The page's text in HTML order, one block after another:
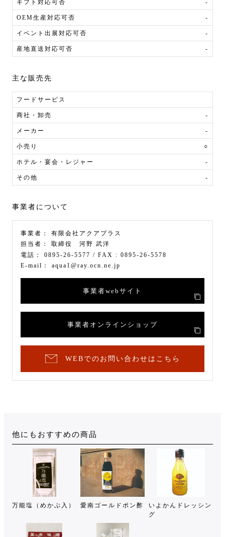
ギフト対応可否 -
OEM生産対応可否 -
イベント出展対応可否 -
産地直送対応可否 -
主な販売先
フードサービス
商社・卸売 -
メーカー -
小売り ○
ホテル・宴会・レジャー -
その他 -
事業者について
事業者： 有限会社アクアプラス
担当者： 取締役 河野 武洋
電話： 0895-26-5577 / FAX : 0895-26-5578
E-mail： aqua1@ray.ocn.ne.jp
事業者webサイト
事業者オンラインショップ
WEBでのお問い合わせはこちら
他にもおすすめの商品
万能塩（めかぶ入） 愛南ゴールドポン酢
いよかんドレッシン
グ